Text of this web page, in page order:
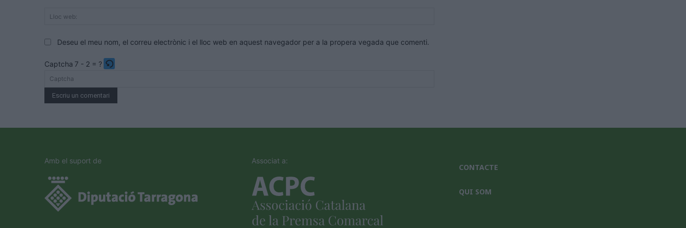
Deseu el meu nom, el correu electrònic i el lloc web en aquest navegador per a la propera vegada que comenti.
Captcha 7 - 2 = ?
Please
enter
the
to
verify
that
you
Amb el suport de Associat a:
CONTACTE
QUI SOM